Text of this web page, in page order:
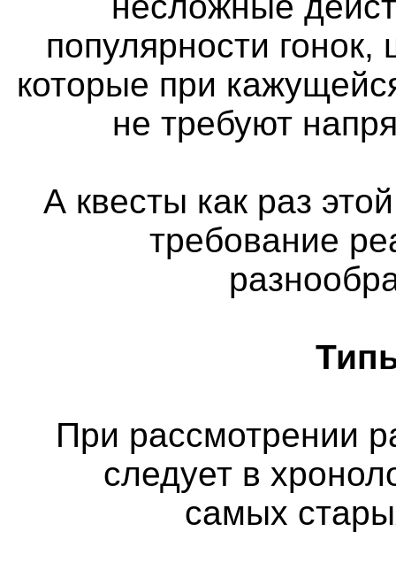
популярности
которые при
не требуют
А квесты как раз
требование
При рассмотрении
следует в
самых